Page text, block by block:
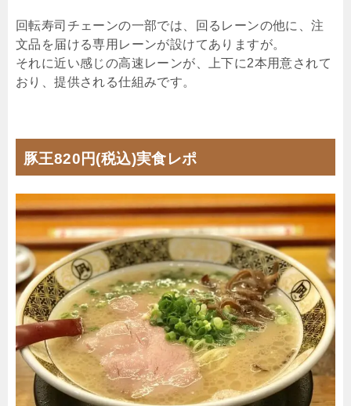
回転寿司チェーンの一部では、回るレーンの他に、注
文品を届ける専用レーンが設けてありますが。
それに近い感じの高速レーンが、上下に2本用意されて
おり、提供される仕組みです。
豚王820円(税込)実食レポ